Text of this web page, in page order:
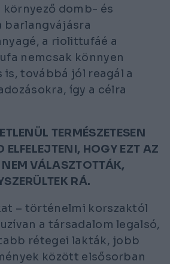
domb- és
barlangvájásra
a riolittufáé a
nemcsak könnyen
továbbá jól reagál a
így a célra
TERMÉSZETESEN
ELFELEJTENI, HOGY EZT AZ
VÁLASZTOTTÁK,
RÁ.
– történelmi korszaktól
a társadalom legalsó,
rétegei lakták, jobb
között elsősorban